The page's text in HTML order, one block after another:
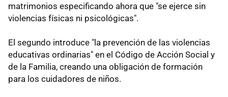
matrimonios especificando ahora que "se ejerce sin
violencias físicas ni psicológicas".
El segundo introduce "la prevención de las violencias
educativas ordinarias" en el Código de Acción Social y
de la Familia, creando una obligación de formación
para los cuidadores de niños.